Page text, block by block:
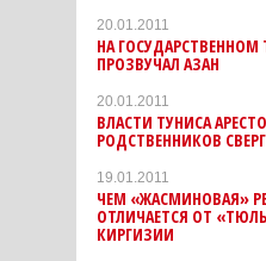
20.01.2011
НА
ПРОЗВУЧАЛ АЗАН
20.01.2011
ВЛАСТИ ТУНИСА
РОДСТВЕННИКОВ
19.01.2011
ЧЕМ «ЖАСМИНОВАЯ»
ОТЛИЧАЕТСЯ ОТ
КИРГИЗИИ